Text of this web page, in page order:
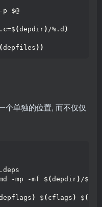
$@
(depdir) /%.d )
(depfiles ))
个单独的位置, 而不仅仅
-mp -mf $ (depdir) /$*.d
) $ ( cflags ) $ (